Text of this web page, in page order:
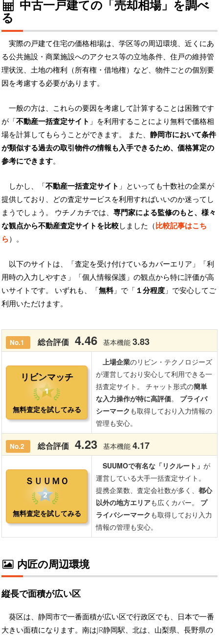
中古一戸建ての「売却相場」を調べ
る
実際の戸建て住宅の価格相場は、学区等の周辺環境、近くにあ
る公共施設・商業施設へのアクセス等の立地条件、住戸の維持管
理状況、土地の権利（所有権・借地権）など、物件ごとの個別要
因を考慮する必要があります。
一般の方は、これらの要因を考慮して計算することは困難です
が「不動産一括査定サイト 」を利用することにより無料で価格相
場を計算してもらうことができます。 また、 静岡市において条件
が類似する過去の取引物件の情報も入手できるため、価格算定の
参考にできます。
しかし、「不動産一括査定サイト 」といっても十数社の企業が
提供しており、どの査定サービスを利用すればいいのか迷ってし
まうでしょう。 ウチノカチでは、 専門家による監修のもと、様々
な観点から不動産査定サイトを比較しました（比較記事はこち
ら）。
以下のサイトは、「査定を受け付けているカバーエリア」「利
用時の入力しやすさ」「個人情報保護」の観点から特に評価が高
いサイトです。 いずれも、「無料」で「 １分程度 」で安心してご
利用いただけます。
内匠の周辺環境
縦長で面積が広い区
葵区は、静岡市で一番面積が広い区で行政区でも、日本で一番
大きい面積になります。南はJR静岡駅、北は、山梨県、長野県の